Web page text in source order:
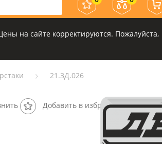
на сайте корректируются. Пожалуйста,
21.3Д.026
Добавить в избранное